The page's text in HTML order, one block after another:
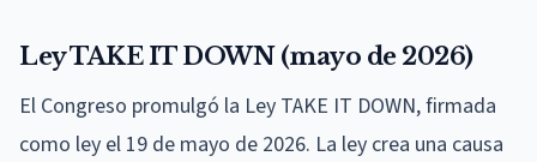
Ley TAKE IT DOWN (mayo de 2026)
El Congreso promulgó la Ley TAKE IT DOWN, firmada
como ley el 19 de mayo de 2026. La ley crea una causa